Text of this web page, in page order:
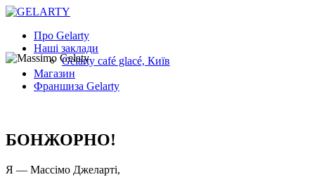
Про Gelarty
Наші заклади
Gelarty café glacé, Київ
Магазин
Франшиза Gelarty
БОНЖОРНО!
Я — Массімо Джеларті,